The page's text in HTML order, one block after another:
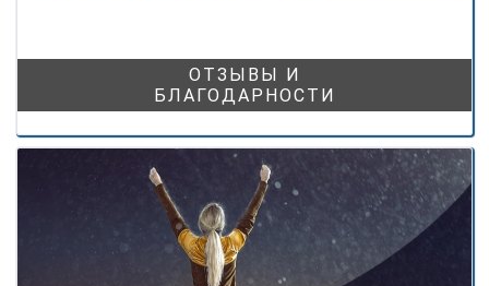
ОТЗЫВЫ И
БЛАГОДАРНОСТИ